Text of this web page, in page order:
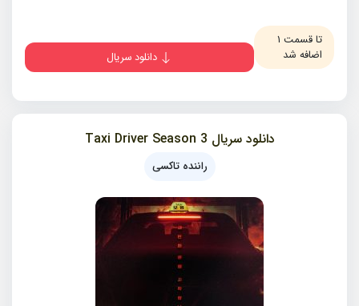
تا قسمت ۱
اضافه شد
دانلود سریال
دانلود سریال Taxi Driver Season 3
راننده تاکسی